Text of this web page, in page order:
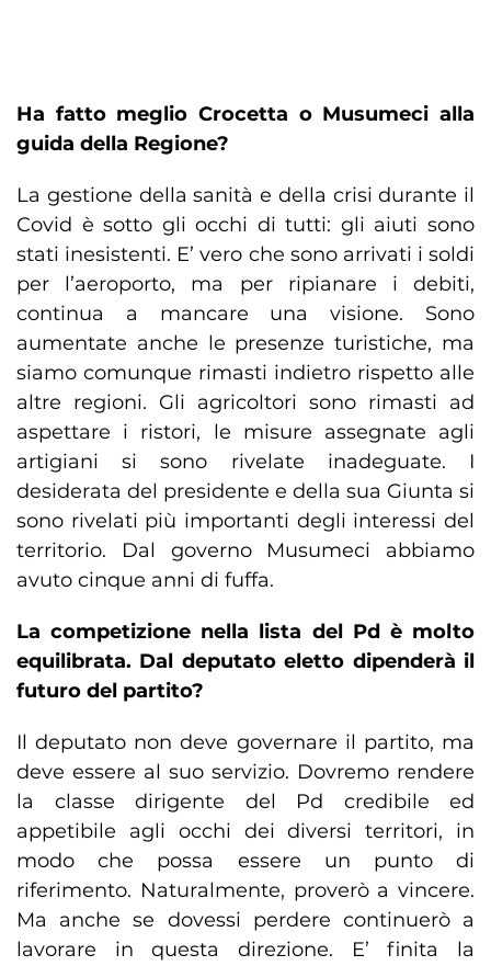
Ha fatto meglio Crocetta o Musumeci alla
guida della Regione?
La gestione della sanità e della crisi durante il
Covid è sotto gli occhi di tutti: gli aiuti sono
stati inesistenti. E’ vero che sono arrivati i soldi
per l’aeroporto, ma per ripianare i debiti,
continua a mancare una visione. Sono
aumentate anche le presenze turistiche, ma
siamo comunque rimasti indietro rispetto alle
altre regioni. Gli agricoltori sono rimasti ad
aspettare i ristori, le misure assegnate agli
artigiani si sono rivelate inadeguate. I
desiderata del presidente e della sua Giunta si
sono rivelati più importanti degli interessi del
territorio. Dal governo Musumeci abbiamo
avuto cinque anni di fuffa.
La competizione nella lista del Pd è molto
equilibrata. Dal deputato eletto dipenderà il
futuro del partito?
Il deputato non deve governare il partito, ma
deve essere al suo servizio. Dovremo rendere
la classe dirigente del Pd credibile ed
appetibile agli occhi dei diversi territori, in
modo che possa essere un punto di
riferimento. Naturalmente, proverò a vincere.
Ma anche se dovessi perdere continuerò a
lavorare in questa direzione. E’ finita la